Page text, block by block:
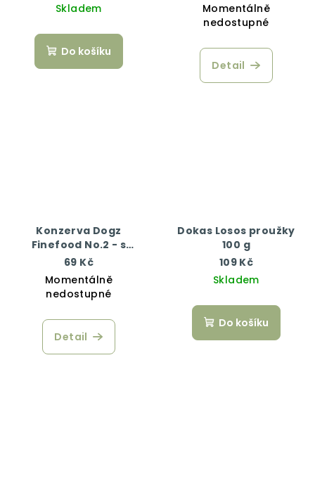
Skladem
Do košíku
Momentálně
nedostupné
Detail
Konzerva Dogz
Finefood No.2 - s
hovězím masem 200 g
69 Kč
Momentálně
nedostupné
Detail
Dokas Losos proužky
100 g
109 Kč
Skladem
Do košíku